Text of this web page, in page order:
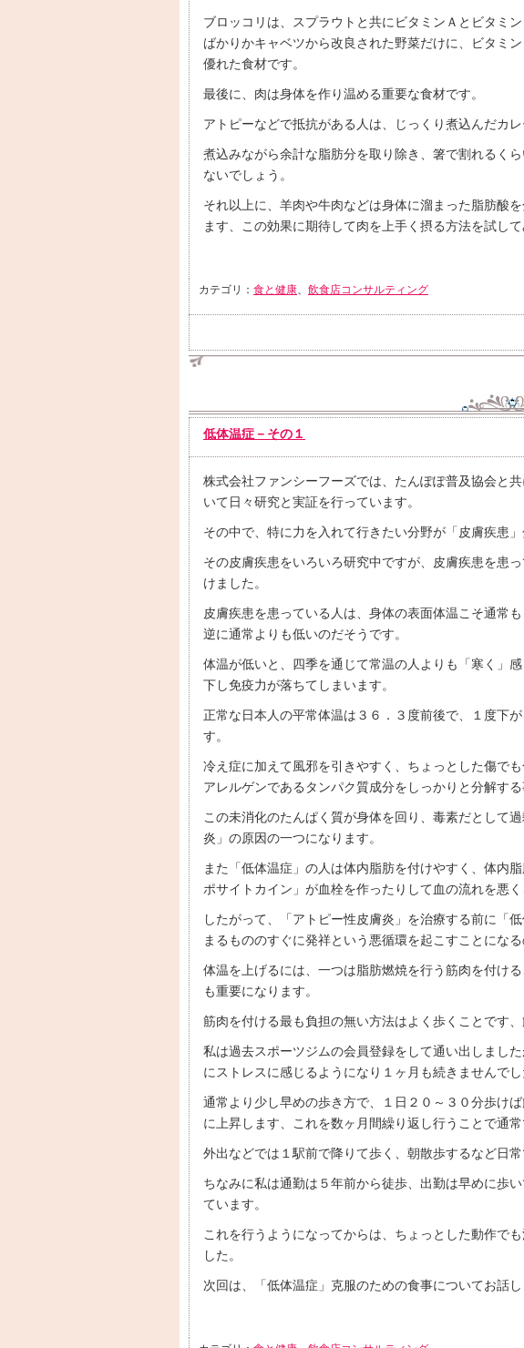
ブロッコリは、スプラウトと共にビタミンＡとビタミ
ばかりかキャベツから改良された野菜だけに、ビタミ
優れた食材です。
最後に、肉は身体を作り温める重要な食材です。
アトピーなどで抵抗がある人は、じっくり煮込んだカレ
煮込みながら余計な脂肪分を取り除き、箸で割れるく
ないでしょう。
それ以上に、羊肉や牛肉などは身体に溜まった脂肪酸
ます、この効果に期待して肉を上手く摂る方法を試して
カテゴリ： 食と健康 飲食店コンサルティング
低体温症－その１
株式会社ファンシーフーズでは、たんぽぽ普及協会と
いて日々研究と実証を行っています。
その中で、特に力を入れて行きたい分野が「皮膚疾患」
その皮膚疾患をいろいろ研究中ですが、皮膚疾患を患
けました。
皮膚疾患を患っている人は、身体の表面体温こそ通常
逆に通常よりも低いのだそうです。
体温が低いと、四季を通じて常温の人よりも「寒く」
下し免疫力が落ちてしまいます。
正常な日本人の平常体温は３６．３度前後で、１度下
す。
冷え症に加えて風邪を引きやすく、ちょっとした傷で
アレルゲンであるタンパク質成分をしっかりと分解する
この未消化のたんぱく質が身体を回り、毒素だとして
炎」の原因の一つになります。
また「低体温症」の人は体内脂肪を付けやすく、体内
ポサイトカイン」が血栓を作ったりして血の流れを悪
したがって、「アトピー性皮膚炎」を治療する前に「
まるもののすぐに発祥という悪循環を起こすことになる
体温を上げるには、一つは脂肪燃焼を行う筋肉を付け
も重要になります。
筋肉を付ける最も負担の無い方法はよく歩くことです
私は過去スポーツジムの会員登録をして通い出しまし
にストレスに感じるようになり１ヶ月も続きませんで
通常より少し早めの歩き方で、１日２０～３０分歩け
に上昇します、これを数ヶ月間繰り返し行うことで通
外出などでは１駅前で降りて歩く、朝散歩するなど日
ちなみに私は通勤は５年前から徒歩、出勤は早めに歩
ています。
これを行うようになってからは、ちょっとした動作で
した。
次回は、「低体温症」克服のための食事についてお話し